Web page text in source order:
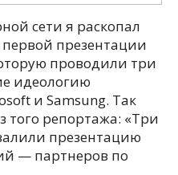
сети я раскопал
презентации
проводили три
идеологию
и Samsung. Так
того репортажа: «Три
презентацию
— партнеров по